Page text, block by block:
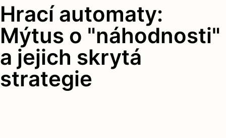
Hrací automaty:
Mýtus o "náhodnosti"
a jejich skrytá
strategie